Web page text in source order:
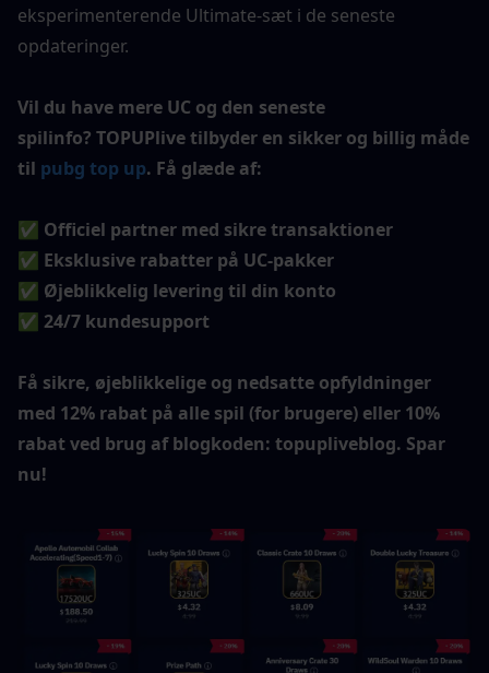
eksperimenterende Ultimate-sæt i de seneste
opdateringer.
Vil du have mere UC og den seneste
spilinfo? TOPUPlive tilbyder en sikker og billig måde
til pubg top up. Få glæde af:
✅ Officiel partner med sikre transaktioner
✅ Eksklusive rabatter på UC-pakker
✅ Øjeblikkelig levering til din konto
✅ 24/7 kundesupport
Få sikre, øjeblikkelige og nedsatte opfyldninger
med 12% rabat på alle spil (for brugere) eller 10%
rabat ved brug af blogkoden: topupliveblog. Spar
nu!